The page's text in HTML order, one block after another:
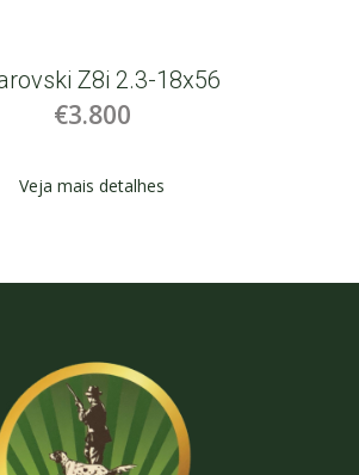
Z8i 2.3-18x56
€3.800
Veja mais detalhes